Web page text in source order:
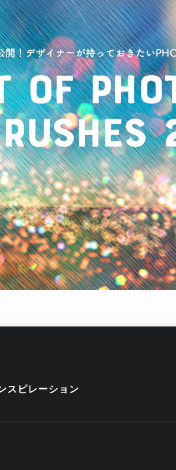
スピレーション